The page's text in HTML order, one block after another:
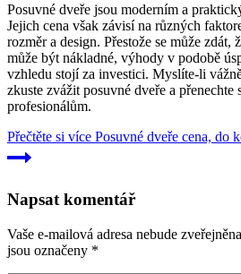
Posuvné dveře jsou moderním a
Jejich cena však závisí na různých
rozměr a design. Přestože se může
může být nákladné, výhody v podobě
vzhledu stojí za investici. Myslíte-li
zkuste zvážit posuvné dveře a přenechte
profesionálům.
Přečtěte si více Posuvné dveře cena, do
Napsat komentář
Vaše e-mailová adresa nebude
jsou označeny *